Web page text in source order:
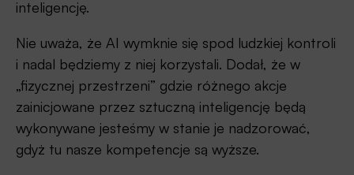
inteligencję.
Nie uważa, że AI wymknie się spod ludzkiej kontroli
i nadal będziemy z niej korzystali. Dodał, że w
„fizycznej przestrzeni” gdzie różnego akcje
zainicjowane przez sztuczną inteligencję będą
wykonywane jesteśmy w stanie je nadzorować,
gdyż tu nasze kompetencje są wyższe.